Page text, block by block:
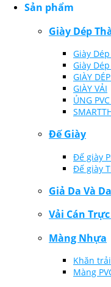
Sản phẩm
Giày Dép
Giày
Giày
GIÀY
GIÀY VẢI
ỦNG
Đế Giày
Đế giày
Đế giày
Giả Da Và
Vải Cán
Màng Nhựa
Khăn
Màng